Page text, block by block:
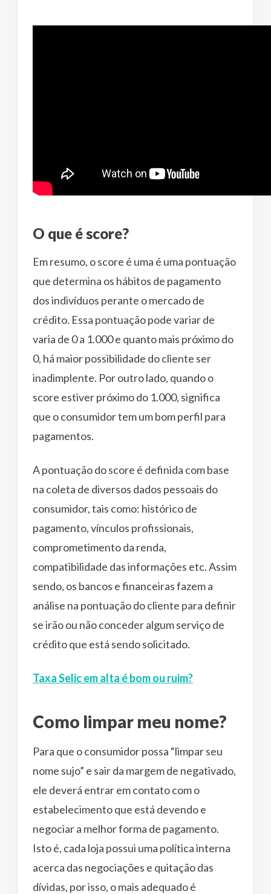
O que é score?
Em resumo, o score é uma é uma pontuação
que determina os hábitos de pagamento
dos indivíduos perante o mercado de
crédito. Essa pontuação pode variar de
varia de 0 a 1.000 e quanto mais próximo do
0, há maior possibilidade do cliente ser
inadimplente. Por outro lado, quando o
score estiver próximo do 1.000, significa
que o consumidor tem um bom perfil para
pagamentos.
A pontuação do score é definida com base
na coleta de diversos dados pessoais do
consumidor, tais como: histórico de
pagamento, vínculos profissionais,
comprometimento da renda,
compatibilidade das informações etc. Assim
sendo, os bancos e financeiras fazem a
análise na pontuação do cliente para definir
se irão ou não conceder algum serviço de
crédito que está sendo solicitado.
Taxa Selic em alta é bom ou ruim?
Como limpar meu nome?
Para que o consumidor possa “limpar seu
nome sujo” e sair da margem de negativado,
ele deverá entrar em contato com o
estabelecimento que está devendo e
negociar a melhor forma de pagamento.
Isto é, cada loja possui uma política interna
acerca das negociações e quitação das
dívidas, por isso, o mais adequado é